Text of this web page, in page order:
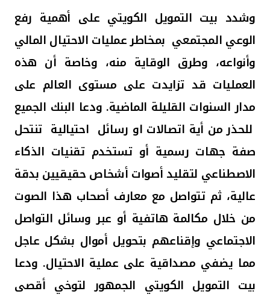
وشدد بيت التمويل الكويتي على أهمية رفع
الوعي المجتمعي بمخاطر عمليات الاحتيال المالي
وأنواعه، وطرق الوقاية منه، وخاصة أن هذه
العمليات قد تزايدت على مستوى العالم على
مدار السنوات القليلة الماضية. ودعا البنك الجميع
للحذر من أية اتصالات او رسائل احتيالية تنتحل
صفة جهات رسمية أو تستخدم تقنيات الذكاء
الاصطناعي لتقليد أصوات أشخاص حقيقيين بدقة
عالية، ثم تتواصل مع معارف أصحاب هذا الصوت
من خلال مكالمة هاتفية أو عبر وسائل التواصل
الاجتماعي وإقناعهم بتحويل أموال بشكل عاجل
مما يضفي مصداقية على عملية الاحتيال. ودعا
بيت التمويل الكويتي الجمهور لتوخي أقصى